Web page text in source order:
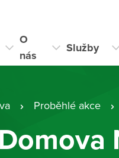
O
nás
Služby
Proběhlé akce